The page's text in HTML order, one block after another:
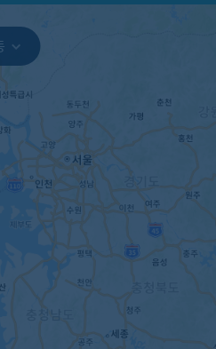
아파트분석
수요/입주 지도
주거 지도 경매 지도
거래량
중개사
전화번호부
수요/입주
플러스
데이터 목록
교육안내
지인 추천